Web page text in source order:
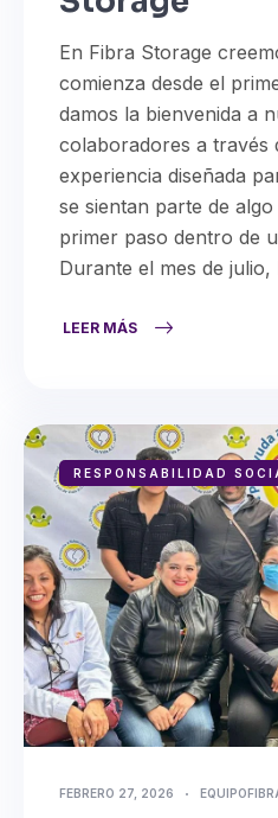
En Fibra Storage
comienza desde el
damos la bienvenida a
colaboradores a través
experiencia diseñada
se sientan parte de
primer paso dentro de
Durante el mes de
LEER MÁS
RESPONSABILIDAD
FEBRERO 27, 2026